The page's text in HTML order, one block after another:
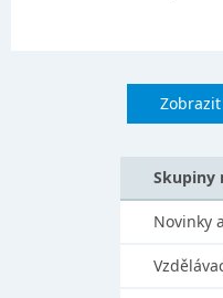
Skupiny
Novinky